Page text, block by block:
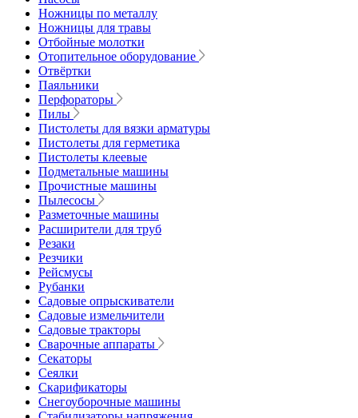
Ножницы по металлу
Ножницы для травы
Отбойные молотки
Отопительное оборудование
Отвёртки
Паяльники
Перфораторы
Пилы
Пистолеты для вязки арматуры
Пистолеты для герметика
Пистолеты клеевые
Подметальные машины
Прочистные машины
Пылесосы
Разметочные машины
Расширители для труб
Резаки
Резчики
Рейсмусы
Рубанки
Садовые опрыскиватели
Садовые измельчители
Садовые тракторы
Сварочные аппараты
Секаторы
Сеялки
Скарификаторы
Снегоуборочные машины